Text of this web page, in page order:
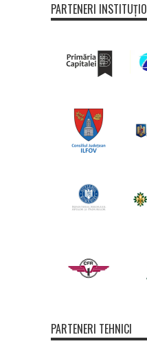
PARTENERI
PARTENERI TEHNICI